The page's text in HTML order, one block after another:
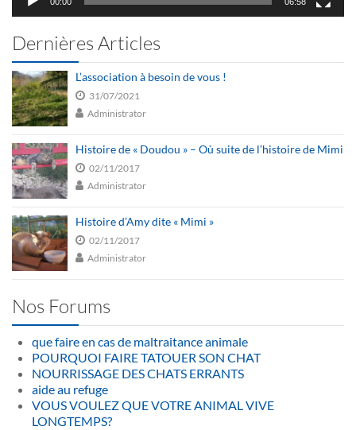
Dernières Articles
L’association à besoin de vous !
31/07/2021
Administrator
Histoire de « Doudou » – Où suite de l’histoire de Mimi
02/11/2017
Administrator
Histoire d’Amy dite « Mimi »
02/11/2017
Administrator
Nos Forums
que faire en cas de maltraitance animale
POURQUOI FAIRE TATOUER SON CHAT
NOURRISSAGE DES CHATS ERRANTS
aide au refuge
VOUS VOULEZ QUE VOTRE ANIMAL VIVE
LONGTEMPS?